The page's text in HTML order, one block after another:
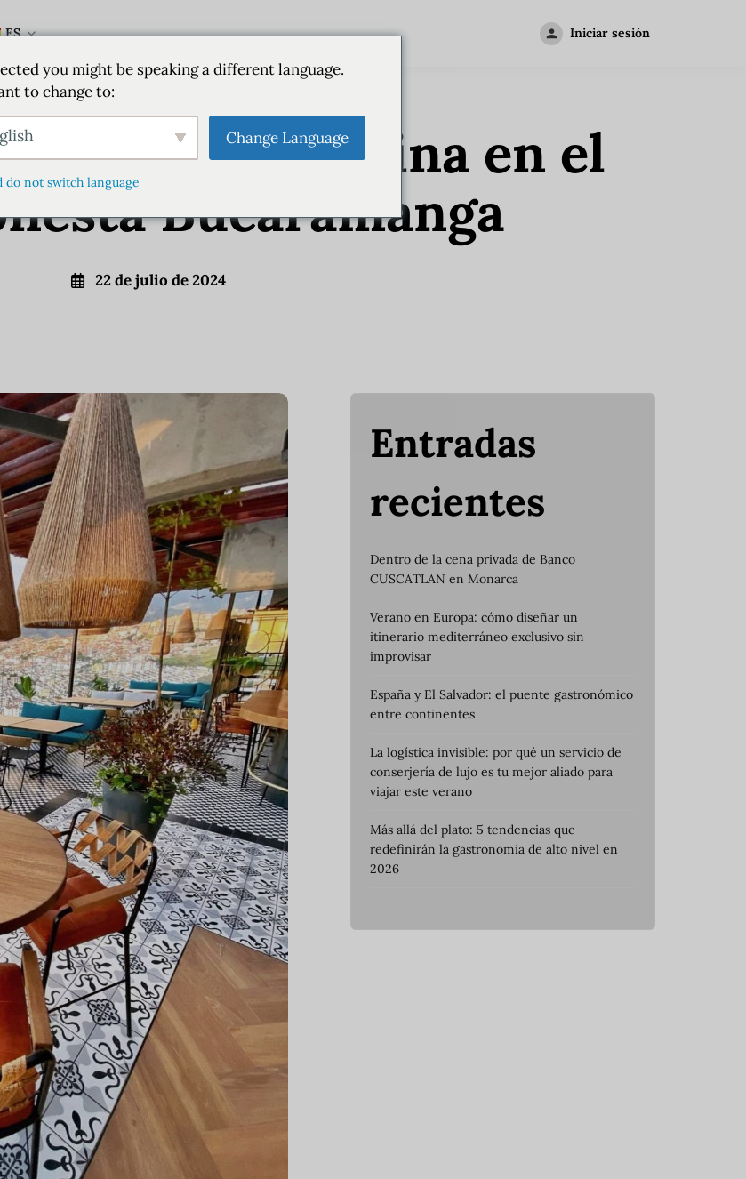
ES Iniciar sesión
Bebidas Alimentación Estilo de vida
Peregrina en el
Bucaramanga
22 de julio de 2024
Entradas
recientes
Dentro de la cena privada de Banco
CUSCATLAN en Monarca
Verano en Europa: cómo diseñar un
itinerario mediterráneo exclusivo sin
improvisar
España y El Salvador: el puente gastronómico
entre continentes
La logística invisible: por qué un servicio de
conserjería de lujo es tu mejor aliado para
viajar este verano
Más allá del plato: 5 tendencias que
redefinirán la gastronomía de alto nivel en
2026
you might be speaking a different language.
to change to:
Change Language
do not switch language